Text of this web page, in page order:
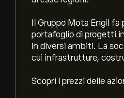
Il Gruppo Mota Engil
portafoglio di progetti
in diversi ambiti. La
cui infrastrutture,
Scopri i prezzi delle